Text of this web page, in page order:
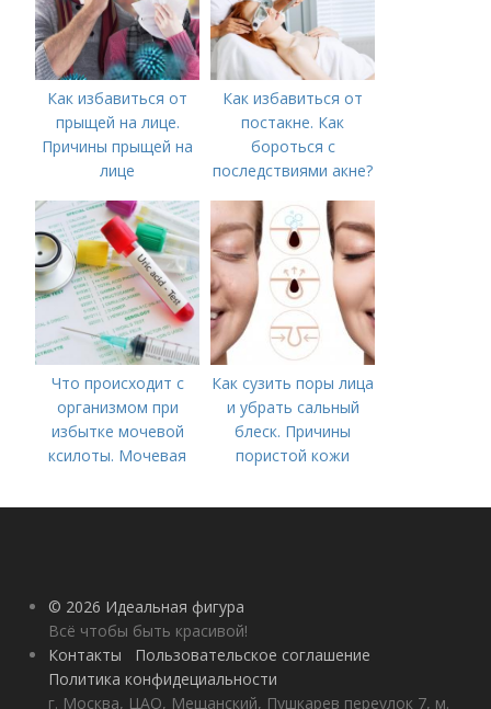
Как избавиться от
прыщей на лице.
Причины прыщей на
лице
Как избавиться от
постакне. Как
бороться с
последствиями акне?
Что происходит с
организмом при
избытке мочевой
ксилоты. Мочевая
норма и отклонения
Как сузить поры лица
и убрать сальный
блеск. Причины
пористой кожи
© 2026 Идеальная фигура
Всё чтобы быть красивой!
Контакты
Пользовательское соглашение
Политика конфидециальности
г. Москва, ЦАО, Мещанский, Пушкарев переулок 7, м.